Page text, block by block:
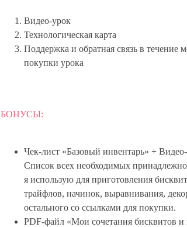
Видео-урок
Технологическая карта
Поддержка и обратная связь в течение
покупки урока
БОНУСЫ:
Чек-лист «Базовый инвентарь» +
Список всех необходимых
я использую для приготовления
трайфлов, начинок, выравнивания,
остального со ссылками для покупки.
PDF-файл «Мои сочетания бисквитов и